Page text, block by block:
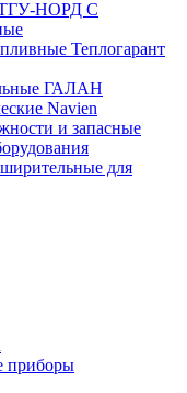
ТГУ-НОРД С
Теплогарант
ГАЛАН
Navien
и запасные
для
приборы